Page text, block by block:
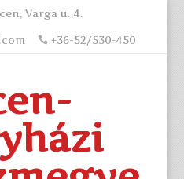
Varga u. 4.
+36-52/530-450